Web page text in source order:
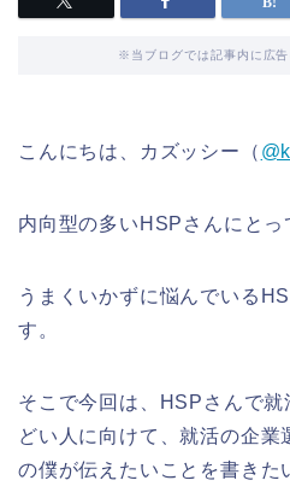
※当ブログでは記事内に広
こんにちは、カズッシー（
内向型の多いHSPさんにとっ
うまくいかずに悩んでいる
す。
そこで今回は、HSPさんで
どい人に向けて、就活の企
の僕が伝えたいことを書きた